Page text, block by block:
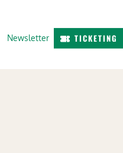
Newsletter TICKETING